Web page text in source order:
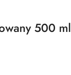
500 ml